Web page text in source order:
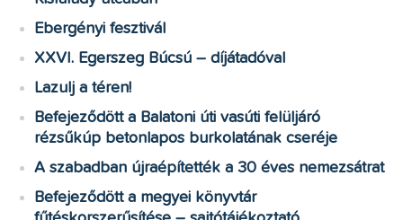
Ebergényi fesztivál
XXVI. Egerszeg Búcsú – díjátadóval
Lazulj a téren!
Befejeződött a Balatoni úti vasúti felüljáró
rézsűkúp betonlapos burkolatának cseréje
A szabadban újraépítették a 30 éves nemezsátrat
Befejeződött a megyei könyvtár